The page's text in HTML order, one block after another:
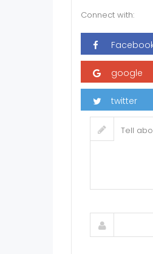
Connect with: